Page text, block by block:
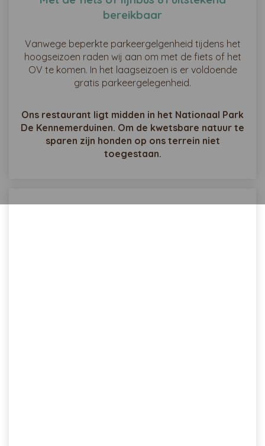
bereikbaar
Vanwege beperkte parkeergelgenheid tijdens het
hoogseizoen raden wij aan om met de fiets of het
OV te komen. In het laagseizoen is er voldoende
gratis parkeergelegenheid.
Ons restaurant ligt midden in het Nationaal Park
De Kennemerduinen. Om de kwetsbare natuur te
sparen zijn honden op ons terrein niet
toegestaan.